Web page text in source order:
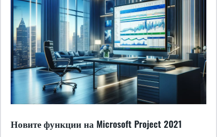
Новите функции на Microsoft Project 2021